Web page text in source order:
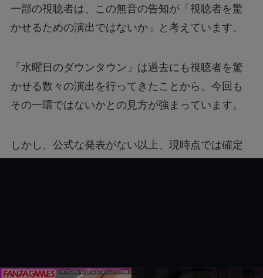
一部の視聴者は、この無音の告知が「視聴者を驚
かせるための演出ではないか」と考えています。
「水曜日のダウンタウン」は過去にも視聴者を驚
かせる数々の演出を行ってきたことから、今回も
その一環ではないかとの見方が強まっています。
しかし、公式な発表がない以上、現時点では確定